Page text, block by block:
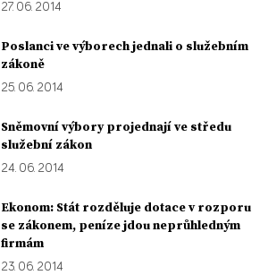
27. 06. 2014
Poslanci ve výborech jednali o služebním
zákoně
25. 06. 2014
Sněmovní výbory projednají ve středu
služební zákon
24. 06. 2014
Ekonom: Stát rozděluje dotace v rozporu
se zákonem, peníze jdou neprůhledným
firmám
23. 06. 2014